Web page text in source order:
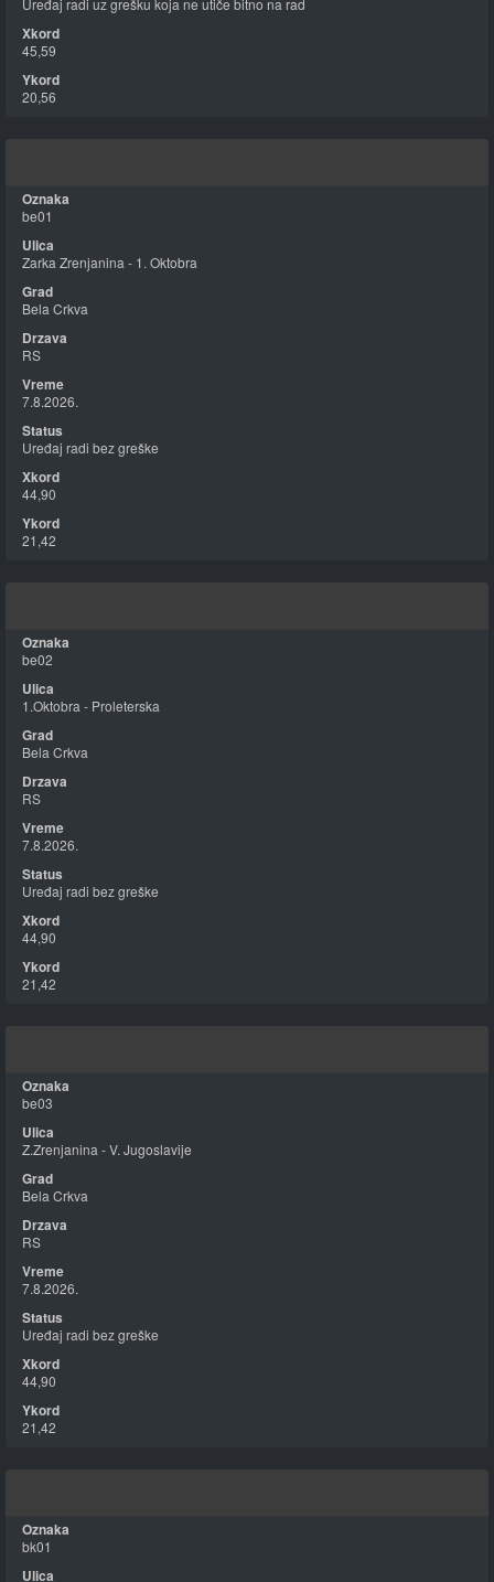
Uređaj radi uz grešku koja ne utiče bitno na rad
45,59
20,56
be01
Zarka Zrenjanina - 1. Oktobra
Bela Crkva
RS
7.8.2026.
Uređaj radi bez greške
44,90
21,42
be02
1.Oktobra - Proleterska
Bela Crkva
RS
7.8.2026.
Uređaj radi bez greške
44,90
21,42
be03
Z.Zrenjanina - V. Jugoslavije
Bela Crkva
RS
7.8.2026.
Uređaj radi bez greške
44,90
21,42
bk01